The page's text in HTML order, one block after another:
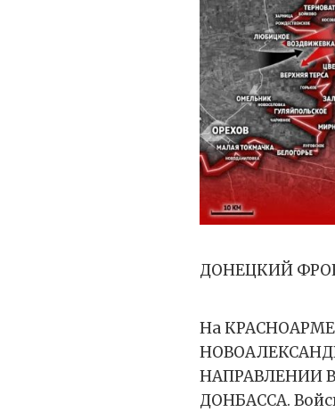
ДОНЕЦКИЙ
На
НАПРАВЛЕНИИ
ДОНБАССА.